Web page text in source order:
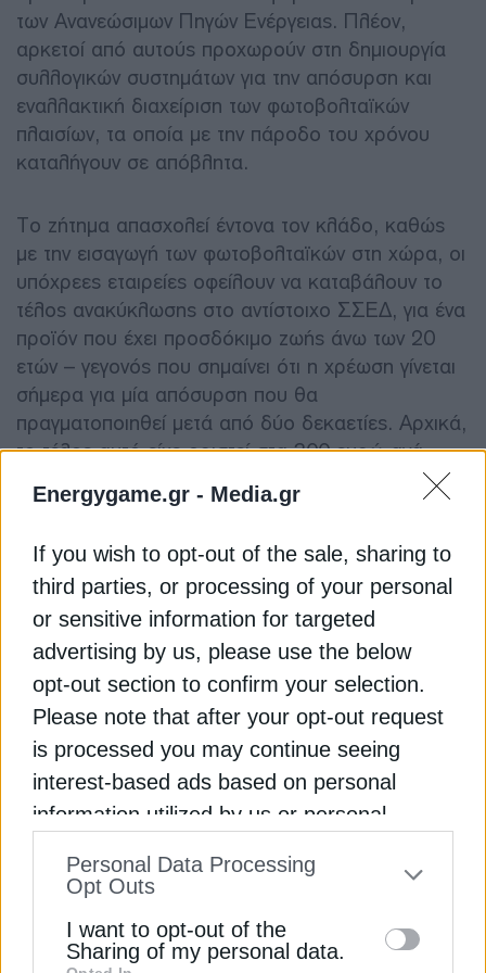
Energygame.gr - Media.gr
If you wish to opt-out of the sale, sharing to
third parties, or processing of your personal
or sensitive information for targeted
advertising by us, please use the below
opt-out section to confirm your selection.
Please note that after your opt-out request
is processed you may continue seeing
interest-based ads based on personal
information utilized by us or personal
to your opt-out. You may separately opt-out
information by third parties on the IAB’s list
Personal Data Processing
Opt Outs
I want to opt-out of the
Sharing of my personal data.
των Ανανεώσιμων Πηγών Ενέργειας. Πλέον,
αρκετοί από αυτούς προχωρούν στη δημιουργία
συλλογικών συστημάτων για την απόσυρση και
εναλλακτική διαχείριση των φωτοβολταϊκών
πλαισίων, τα οποία με την πάροδο του χρόνου
καταλήγουν σε απόβλητα.
Το ζήτημα απασχολεί έντονα τον κλάδο, καθώς
με την εισαγωγή των φωτοβολταϊκών στη χώρα, οι
υπόχρεες εταιρείες οφείλουν να καταβάλουν το
τέλος ανακύκλωσης στο αντίστοιχο ΣΣΕΔ, για ένα
προϊόν που έχει προσδόκιμο ζωής άνω των 20
ετών – γεγονός που σημαίνει ότι η χρέωση γίνεται
σήμερα για μία απόσυρση που θα
πραγματοποιηθεί μετά από δύο δεκαετίες. Αρχικά,
το τέλος αυτό είχε οριστεί στα 300 ευρώ ανά
τόνο, μειώθηκε αργότερα από την
«Φωτοκύκλωση» στα 150 ευρώ, και στη συνέχεια
ευρώ/τόνο, πρόταση που παραμένει σε
εκκρεμότητα για έγκριση.
Βεβαίως, τα τρία υποψήφια ΣΣΕΔ ΑΗΗΕ, που
έχουν υποβάλλει αιτήματα για την εναλλακτική
διαχείριση φωτοβολταϊκών αποβλήτων, έχουν
ξεχωριστά, ένα έκαστο, υπολογισμένα τέλη
ανακύκλωσης, το ύψος των οποίων δεν
γνωρίζουμε. Όπως όμως και να είναι, το τέλος
ανακύκλωσης, που μάλιστα υποχρεούνται να
καταβάλλουν και αναδρομικά οι υπόχρεες
επιχειρήσεις, είναι μεγάλη επιβάρυνση γι’ αυτό και
σήμερα, πολλές υπόχρεες εταιρείες, δεν έχουν
καν εγγραφεί στο Εθνικό Μητρώο Παραγωγών